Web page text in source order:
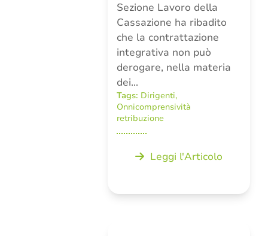
Sezione Lavoro della
Cassazione ha ribadito
che la contrattazione
integrativa non può
derogare, nella materia
dei…
Tags: Dirigenti,
Onnicomprensività
retribuzione
Leggi l'Articolo